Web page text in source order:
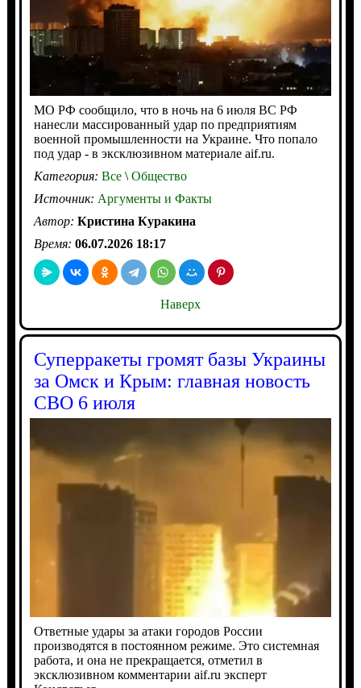
МО РФ сообщило, что в ночь на 6 июля ВС РФ
нанесли массированный удар по предприятиям
военной промышленности на Украине. Что попало
под удар - в эксклюзивном материале aif.ru.
Категория: Все\Общество
Источник: Аргументы и Факты
Автор: Кристина Куракина
Время: 06.07.2026 18:17
Наверх
Суперракеты громят базы Украины
за Омск и Крым: главная новость
СВО 6 июля
Ответные удары за атаки городов России
производятся в постоянном режиме. Это системная
работа, и она не прекращается, отметил в
эксклюзивном комментарии aif.ru эксперт